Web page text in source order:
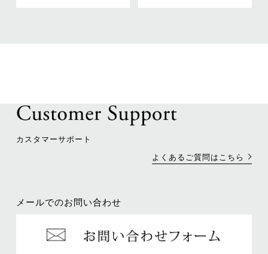
カスタマーサポート
よくあるご質問はこちら
メールでのお問い合わせ